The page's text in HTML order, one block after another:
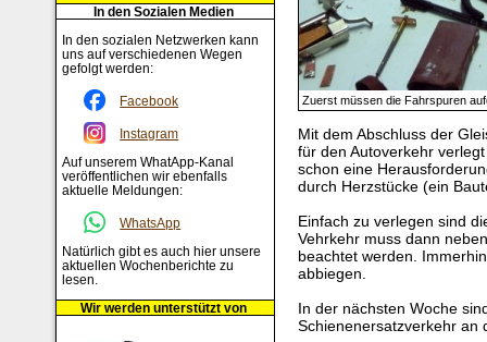
Zuerst müssen die Fahrspuren
Mit dem Abschluss der
für den Autoverkehr
schon eine
durch Herzstücke (ein
Einfach zu verlegen sind
Vehrkehr muss dann
beachtet werden.
abbiegen.
In der nächsten Woche
Schienenersatzverkehr an
In den Sozialen Medien
In den sozialen Netzwerken kann
uns auf verschiedenen Wegen
gefolgt werden:
Facebook
Instagram
Auf unserem WhatApp-Kanal
veröffentlichen wir ebenfalls
aktuelle Meldungen:
WhatsApp
Natürlich gibt es auch hier unsere
aktuellen Wochenberichte zu
lesen.
Wir werden unterstützt von